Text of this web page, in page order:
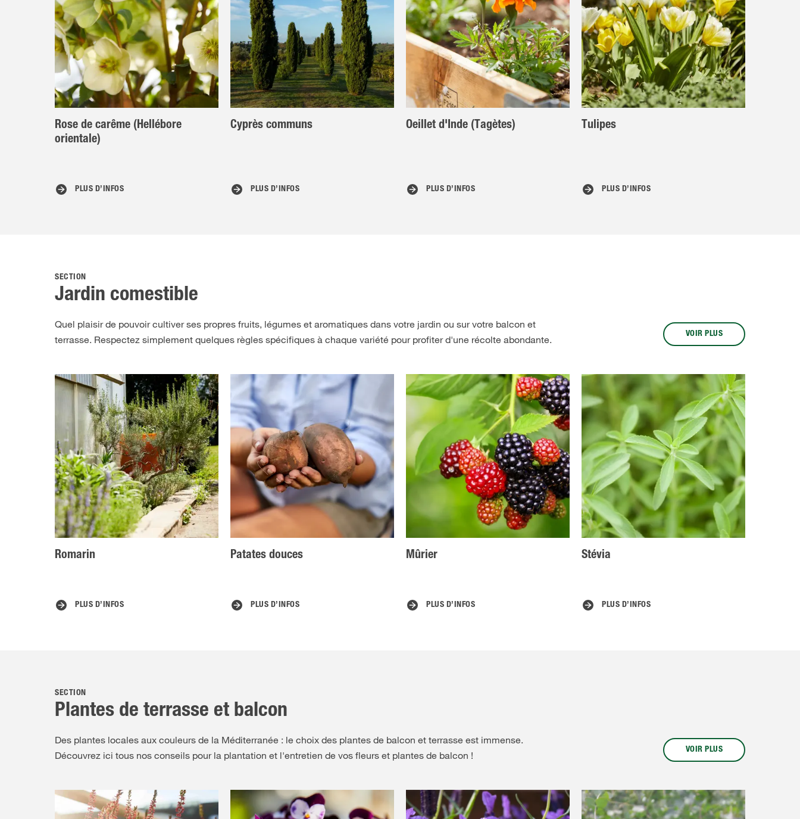
Rose de carême (Hellébore
orientale)
PLUS D’INFOS
Cyprès communs
PLUS D’INFOS
Oeillet d'Inde (Tagètes)
PLUS D’INFOS
Tulipes
PLUS D’INFOS
SECTION
Jardin comestible
Quel plaisir de pouvoir cultiver ses propres fruits, légumes et aromatiques dans votre jardin ou sur votre balcon et
terrasse. Respectez simplement quelques règles spécifiques à chaque variété pour profiter d'une récolte abondante.
VOIR PLUS
Romarin
PLUS D’INFOS
Patates douces
PLUS D’INFOS
Mûrier
PLUS D’INFOS
Stévia
PLUS D’INFOS
SECTION
Plantes de terrasse et balcon
Des plantes locales aux couleurs de la Méditerranée : le choix des plantes de balcon et terrasse est immense.
Découvrez ici tous nos conseils pour la plantation et l'entretien de vos fleurs et plantes de balcon !
VOIR PLUS